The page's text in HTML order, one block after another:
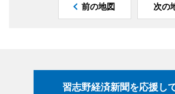
前の地図 次の
習志野経済新聞を応援し